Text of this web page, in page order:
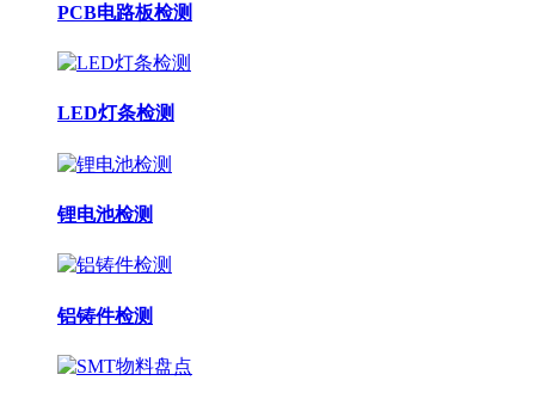
PCB电路板检测
LED灯条检测
锂电池检测
铝铸件检测